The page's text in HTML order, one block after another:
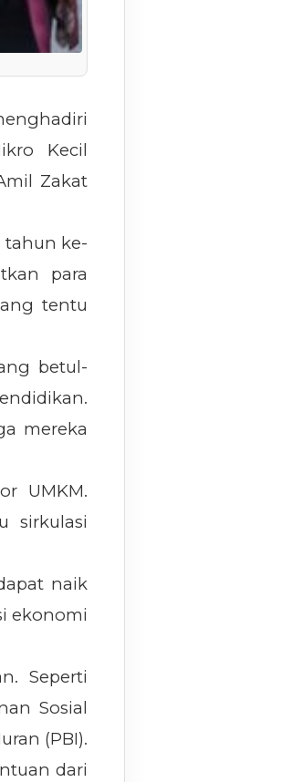
Kecil
Zakat
tahun ke-
para
tentu
betul-
mereka
UMKM.
sirkulasi
naik
ekonomi
Seperti
Sosial
(PBI).
dari